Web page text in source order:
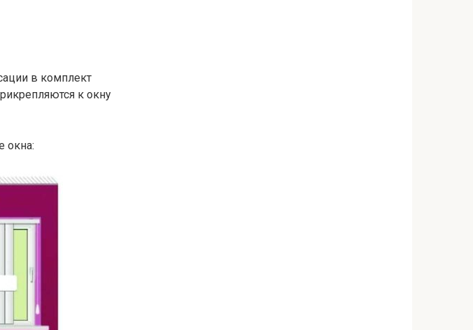
в комплект
к окну
окна: